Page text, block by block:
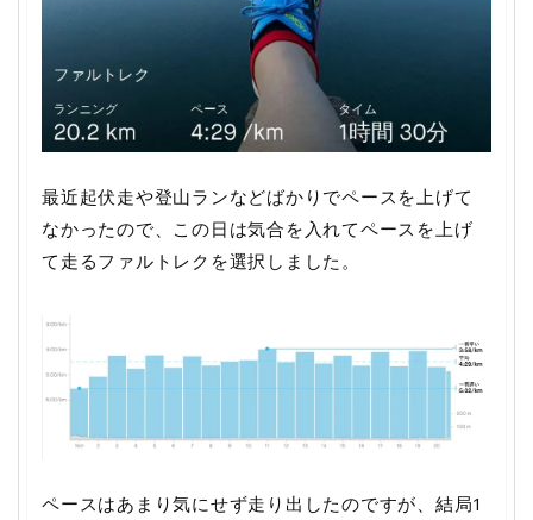
最近起伏走や登山ランなどばかりでペースを上げて
なかったので、この日は気合を入れてペースを上げ
て走るファルトレクを選択しました。
ペースはあまり気にせず走り出したのですが、結局1